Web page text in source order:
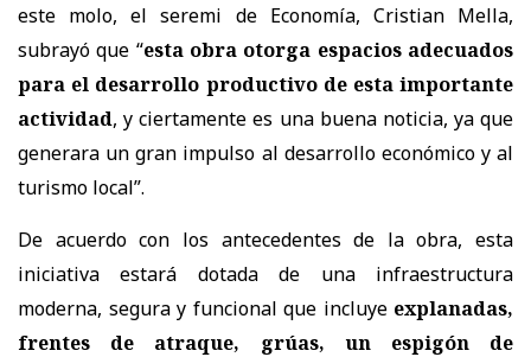
este molo, el seremi de Economía, Cristian Mella,
subrayó que “esta obra otorga espacios adecuados
para el desarrollo productivo de esta importante
actividad, y ciertamente es una buena noticia, ya que
generara un gran impulso al desarrollo económico y al
turismo local”.
De acuerdo con los antecedentes de la obra, esta
iniciativa estará dotada de una infraestructura
moderna, segura y funcional que incluye explanadas,
frentes de atraque, grúas, un espigón de